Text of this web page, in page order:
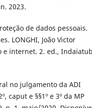
2023.
de dados pessoais.
LONGHI, João Victor
internet. 2. ed.,
no julgamento da ADI
caput e §§1º e 3º da MP